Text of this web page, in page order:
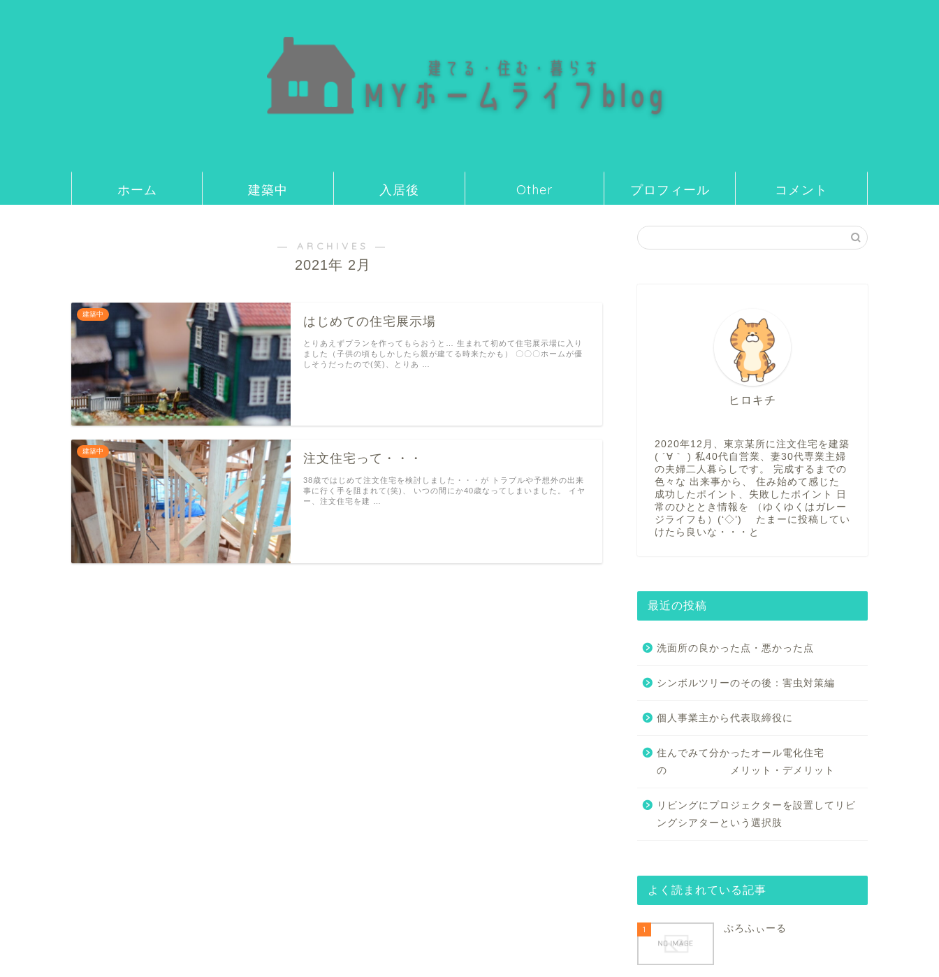
ホーム 建築中 入居後 Other プロフィール コメント
― ARCHIVES ―
2021年 2月
建築中
はじめての住宅展示場
とりあえずプランを作ってもらおうと… 生まれて初めて住宅展示場に入り
ました（子供の頃もしかしたら親が建てる時来たかも） 〇〇〇ホームが優
しそうだったので(笑)、とりあ …
建築中
注文住宅って・・・
38歳ではじめて注文住宅を検討しました・・・が トラブルや予想外の出来
事に行く手を阻まれて(笑)、 いつの間にか40歳なってしまいました。 イヤ
ー、注文住宅を建 …
ヒロキチ
2020年12月、東京某所に注文住宅を建築
( ´∀｀ ) 私40代自営業、妻30代専業主婦
の夫婦二人暮らしです。 完成するまでの
色々な 出来事から、 住み始めて感じた
成功したポイント、失敗したポイント 日
常のひととき情報を （ゆくゆくはガレー
ジライフも）(‘◇’)ゞ たまーに投稿してい
けたら良いな・・・と
最近の投稿
洗面所の良かった点・悪かった点
シンボルツリーのその後：害虫対策編
個人事業主から代表取締役に
住んでみて分かったオール電化住宅
の メリット・デメリット
リビングにプロジェクターを設置してリビ
ングシアターという選択肢
よく読まれている記事
1 ぷろふぃーる